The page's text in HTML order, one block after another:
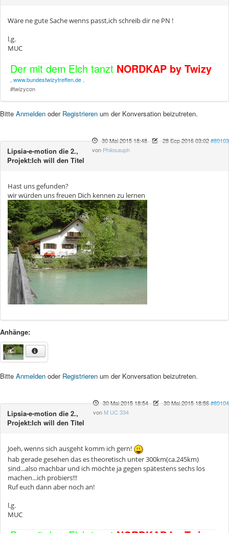
Wäre ne gute Sache wenns passt,ich schreib dir ne PN !
l.g.
MUC
Der mit dem Elch tanzt NORDKAP by Twizy
www.bundestwizytreffen.de
#twizycon
Bitte Anmelden oder Registrieren um der Konversation beizutreten.
30 Mai 2015 18:48- 28 Sep 2016 03:02#89103
von Philosauph
Lipsia-e-motion die 2.,
Projekt:Ich will den Titel
Hast uns gefunden?
wir würden uns freuen Dich kennen zu lernen
Anhänge:
Bitte Anmelden oder Registrieren um der Konversation beizutreten.
30 Mai 2015 18:54- 30 Mai 2015 18:56#89104
von M UC 334
Lipsia-e-motion die 2.,
Projekt:Ich will den Titel
Joeh, wenns sich ausgeht komm ich gern!
hab gerade gesehen das es theoretisch unter 300km(ca.245km)
sind...also machbar und ich möchte ja gegen spätestens sechs los
machen...ich probiers!!!
Ruf euch dann aber noch an!
l.g.
MUC